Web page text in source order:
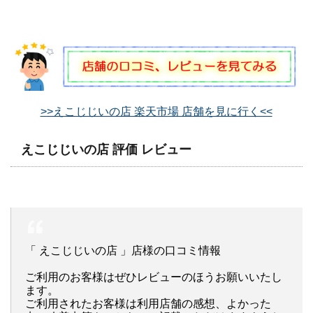
>>えこじじいの店 楽天市場 店舗を見に行く<<
えこじじいの店 評価 レビュー
「 えこじじいの店 」店様の口コミ情報
ご利用のお客様はぜひレビューのほうお願いいたし
ます。
ご利用されたお客様は利用店舗の感想、よかった